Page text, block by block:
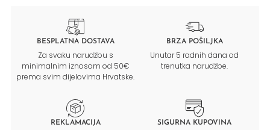
BESPLATNA DOSTAVA
Za svaku narudžbu s
minimalnim iznosom od 50€
prema svim dijelovima Hrvatske.
BRZA POŠILJKA
Unutar 5 radnih dana od
trenutka narudžbe.
REKLAMACIJA SIGURNA KUPOVINA